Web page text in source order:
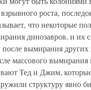
роста,
что некоторые
динозавров, и
после вымирания
массового
Тед и Джим,
структуру явно